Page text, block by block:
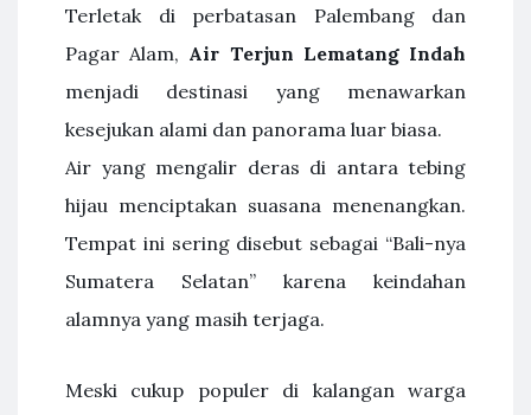
Terletak di perbatasan Palembang dan
Pagar Alam, Air Terjun Lematang Indah
menjadi destinasi yang menawarkan
kesejukan alami dan panorama luar biasa.
Air yang mengalir deras di antara tebing
hijau menciptakan suasana menenangkan.
Tempat ini sering disebut sebagai “Bali-nya
Sumatera Selatan” karena keindahan
alamnya yang masih terjaga.
Meski cukup populer di kalangan warga